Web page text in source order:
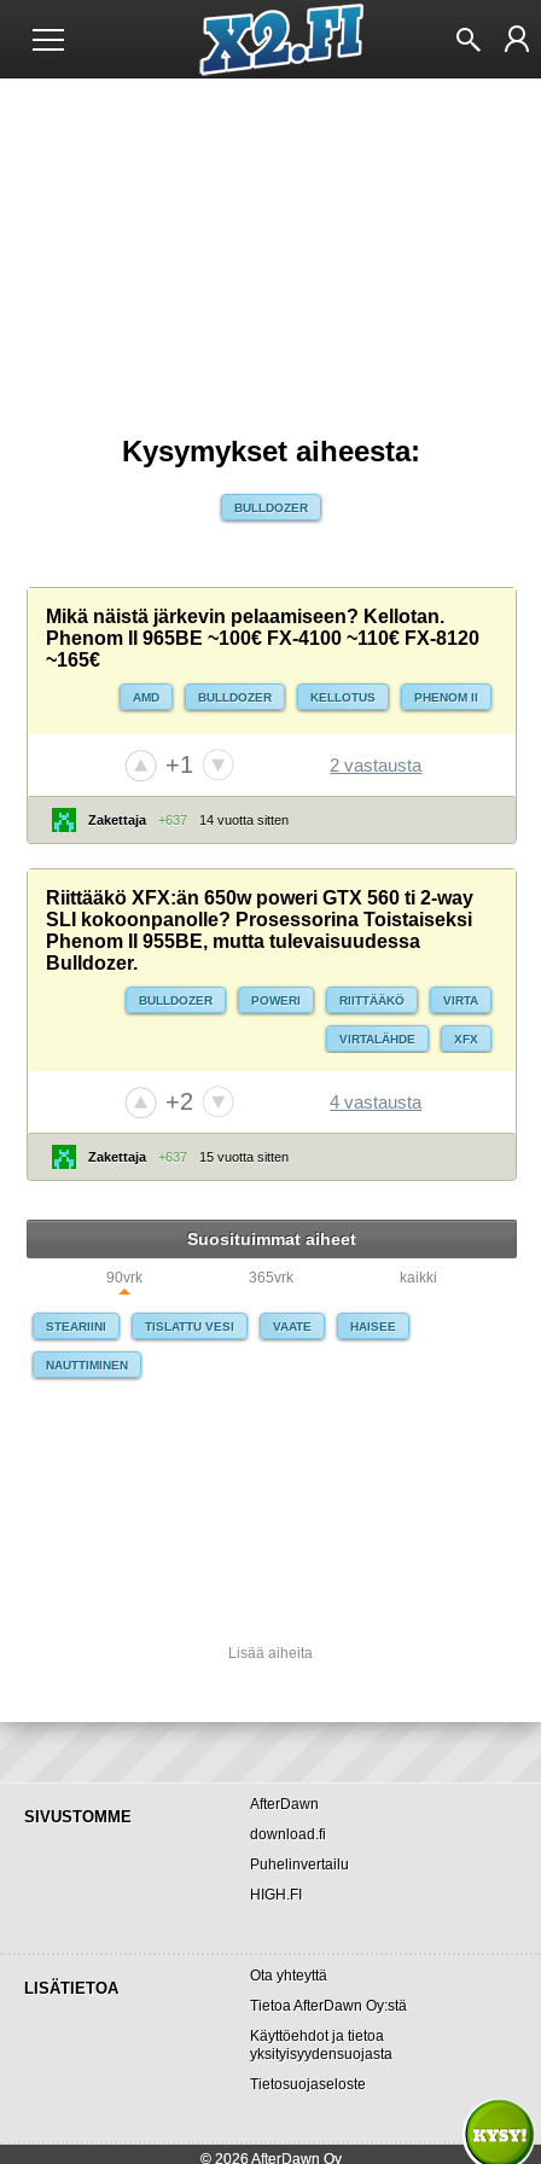
Kysymykset aiheesta:
BULLDOZER
Mikä näistä järkevin pelaamiseen? Kellotan.
Phenom II 965BE ~100€ FX-4100 ~110€ FX-8120
~165€
AMD BULLDOZER KELLOTUS PHENOM II
+1 2 vastausta
Zakettaja +637 14 vuotta sitten
Riittääkö XFX:än 650w poweri GTX 560 ti 2-way
SLI kokoonpanolle? Prosessorina Toistaiseksi
Phenom II 955BE, mutta tulevaisuudessa
Bulldozer.
BULLDOZER POWERI RIITTÄÄKÖ VIRTA
VIRTALÄHDE XFX
+2 4 vastausta
Zakettaja +637 15 vuotta sitten
Suosituimmat aiheet
90vrk 365vrk kaikki
STEARIINI TISLATTU VESI VAATE HAISEE
NAUTTIMINEN
Lisää aiheita
SIVUSTOMME
AfterDawn
download.fi
Puhelinvertailu
HIGH.FI
LISÄTIETOA
Ota yhteyttä
Tietoa AfterDawn Oy:stä
Käyttöehdot ja tietoa
yksityisyydensuojasta
Tietosuojaseloste
© 2026 AfterDawn Oy